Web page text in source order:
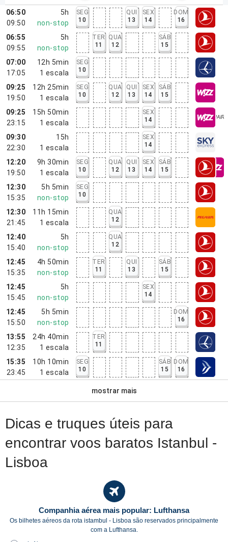
06:50
09:50
5h
non-stop
SEG
10
QUI
13
SEX
14
DOM
16
06:55
09:55
5h
non-stop
TER
11
QUA
12
SÁB
15
07:00
17:05
12h 5min
1 escala
SEG
10
09:25
19:50
12h 25min
1 escala
SEG
10
QUA
12
QUI
13
SEX
14
SÁB
15
09:25
23:15
15h 50min
1 escala
SEX
14
09:30
22:30
15h
1 escala
SEX
14
12:20
19:50
9h 30min
1 escala
SEG
10
QUA
12
QUI
13
SEX
14
SÁB
15
12:30
15:35
5h 5min
non-stop
SEG
10
12:30
21:45
11h 15min
1 escala
QUA
12
12:40
15:40
5h
non-stop
QUA
12
12:45
15:35
4h 50min
non-stop
TER
11
QUI
13
SÁB
15
12:45
15:45
5h
non-stop
SEX
14
12:45
15:50
5h 5min
non-stop
DOM
16
13:55
12:35
24h 40min
1 escala
TER
11
15:35
23:45
10h 10min
1 escala
SEG
10
SÁB
15
DOM
16
mostrar mais
Dicas e truques úteis para
encontrar voos baratos Istanbul -
Lisboa
Companhia aérea mais popular: Lufthansa
Os bilhetes aéreos da rota istambul - Lisboa são reservados principalmente
com a Lufthansa.